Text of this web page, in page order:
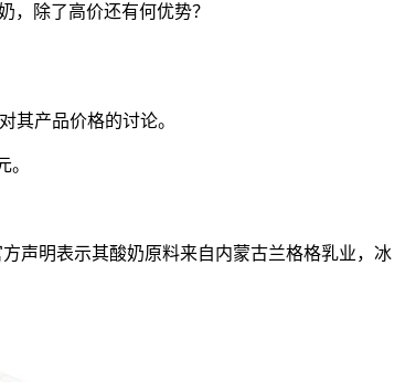
，除了高价还有何优势？
其产品价格的讨论。
。
声明表示其酸奶原料来自内蒙古兰格格乳业，冰